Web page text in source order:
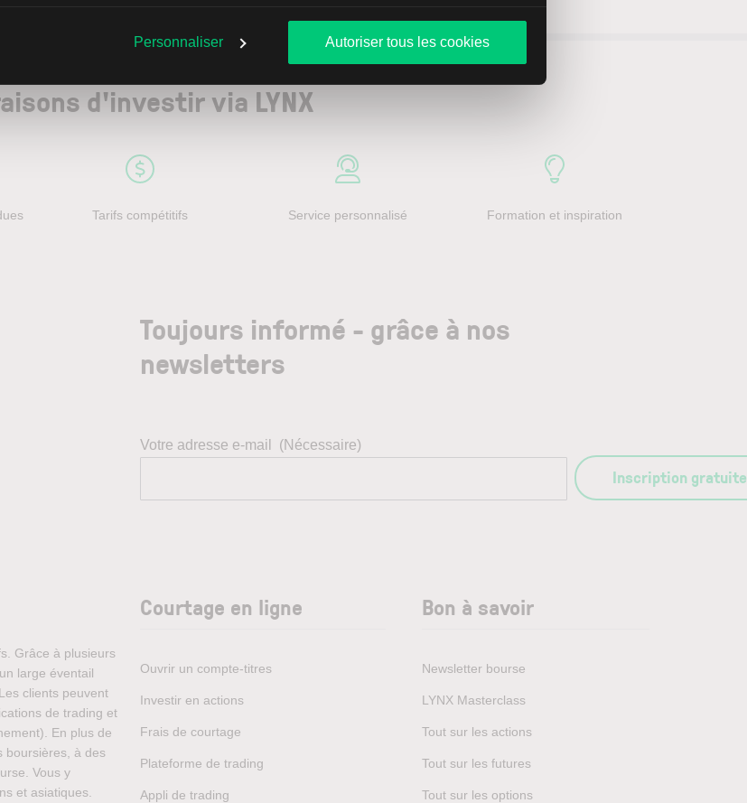
Personnaliser Autoriser tous les cookies
d'investir via LYNX
Tarifs compétitifs Service personnalisé Formation et inspiration
Toujours informé - grâce à nos
newsletters
Votre adresse e-mail (Nécessaire)
Inscription gratuite
Grâce à plusieurs
large éventail
clients peuvent
de trading et
En plus de
boursières, à des
Vous y
et asiatiques.
Courtage en ligne
Ouvrir un compte-titres
Investir en actions
Frais de courtage
Plateforme de trading
Appli de trading
Bon à savoir
Newsletter bourse
LYNX Masterclass
Tout sur les actions
Tout sur les futures
Tout sur les options